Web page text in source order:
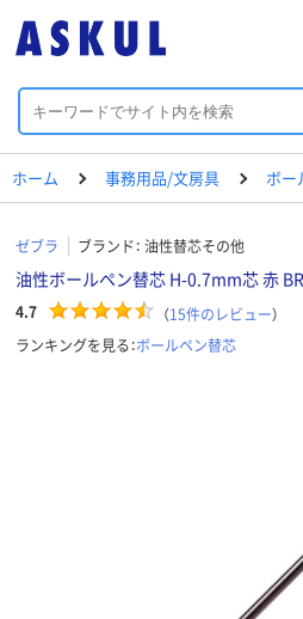
ホーム 事務用品/文房具 ボー
ゼブラ ブランド： 油性替芯その他
油性ボールペン替芯 H-0.7mm芯 赤
4.7 （15件のレビュー）
ランキングを見る：ボールペン替芯